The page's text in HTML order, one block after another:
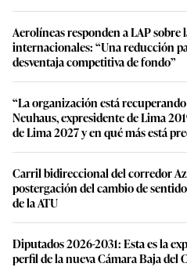
Aerolíneas responden a LAP sobre
internacionales: “Una reducción
desventaja competitiva de fondo”
“La organización está
Neuhaus, expresidente de Lima
de Lima 2027 y en qué más está
Carril bidireccional del corredor
postergación del cambio de
de la ATU
Diputados 2026-2031: Esta es la
perfil de la nueva Cámara Baja del